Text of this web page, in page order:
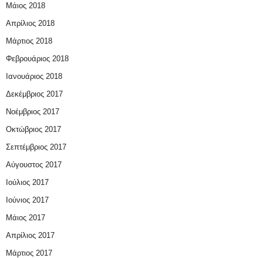
Μάιος 2018
Απρίλιος 2018
Μάρτιος 2018
Φεβρουάριος 2018
Ιανουάριος 2018
Δεκέμβριος 2017
Νοέμβριος 2017
Οκτώβριος 2017
Σεπτέμβριος 2017
Αύγουστος 2017
Ιούλιος 2017
Ιούνιος 2017
Μάιος 2017
Απρίλιος 2017
Μάρτιος 2017